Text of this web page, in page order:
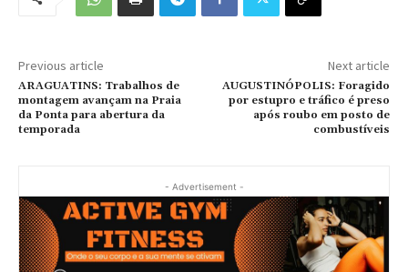
Previous article
ARAGUATINS: Trabalhos de
montagem avançam na Praia
da Ponta para abertura da
temporada
Next article
AUGUSTINÓPOLIS: Foragido
por estupro e tráfico é preso
após roubo em posto de
combustíveis
- Advertisement -